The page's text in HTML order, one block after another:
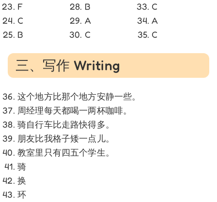
F
C
B
B
A
C
C
A
C
三、写作 Writing
这个地方比那个地方安静一些。
周经理每天都喝一两杯咖啡。
骑自行车比走路快得多。
朋友比我格子矮一点儿。
教室里只有四五个学生。
骑
换
环